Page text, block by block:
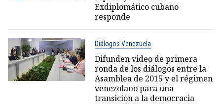
Exdiplomático cubano
responde
Diálogos Venezuela
Difunden video de primera
ronda de los diálogos entre la
Asamblea de 2015 y el régimen
venezolano para una
transición a la democracia